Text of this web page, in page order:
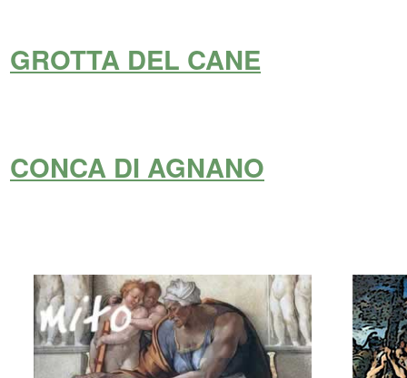
GROTTA DEL CANE
CONCA DI AGNANO